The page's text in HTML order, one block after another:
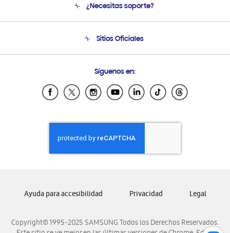
Soporte
Condiciones de Compra
¿Necesitas soporte?
Soporte vía eMail
Sitios Oficiales
Samsung Ecuador
Samsung El Salvador
Samsung Honduras
Samsung Nicaragua
Samsung Panamá
Samsung Venezuela
Síguenos en:
Copyright© 1995-2025 SAMSUNG Todos los Derechos Reservados.
Ayuda para accesibilidad Privacidad Legal